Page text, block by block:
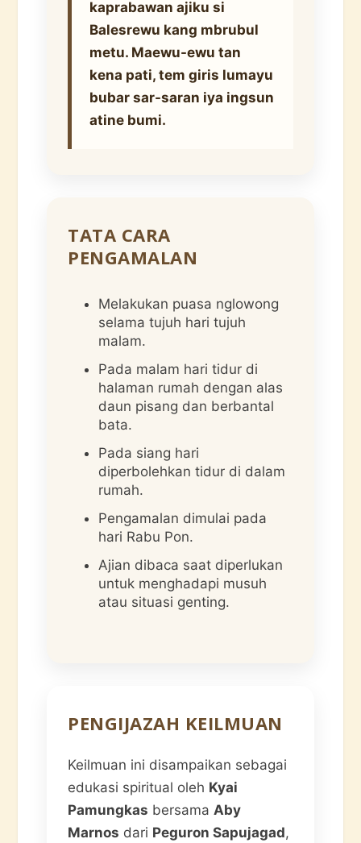
kaprabawan ajiku si
Balesrewu kang mbrubul
metu. Maewu-ewu tan
kena pati, tem giris lumayu
bubar sar-saran iya ingsun
atine bumi.
TATA CARA
PENGAMALAN
Melakukan puasa nglowong
selama tujuh hari tujuh
malam.
Pada malam hari tidur di
halaman rumah dengan alas
daun pisang dan berbantal
bata.
Pada siang hari
diperbolehkan tidur di dalam
rumah.
Pengamalan dimulai pada
hari Rabu Pon.
Ajian dibaca saat diperlukan
untuk menghadapi musuh
atau situasi genting.
PENGIJAZAH KEILMUAN
Keilmuan ini disampaikan sebagai
edukasi spiritual oleh Kyai
Pamungkas bersama Aby
Marnos dari Peguron Sapujagad,